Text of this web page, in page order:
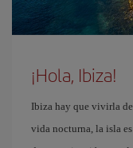
¡Hola, Ibiza!
Ibiza hay que vivirla
vida nocturna, la isla